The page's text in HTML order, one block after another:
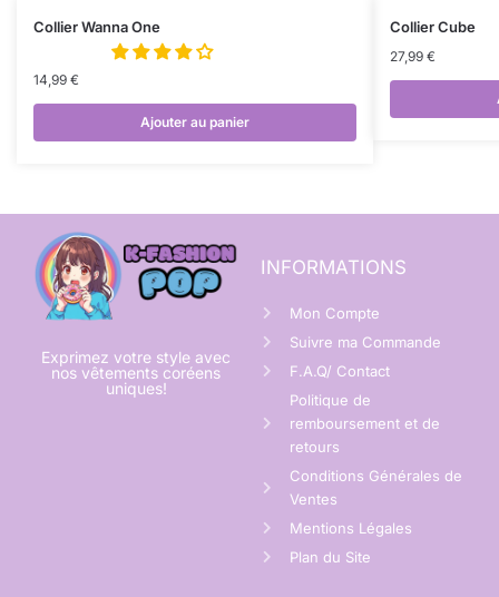
Collier Wanna One
14,99 €
Ajouter au panier
Collier Cube
27,99 €
Exprimez votre style avec
nos vêtements coréens
uniques!
INFORMATIONS
Mon Compte
Suivre ma Commande
F.A.Q/ Contact
Politique de
remboursement et de
retours
Conditions Générales de
Ventes
Mentions Légales
Plan du Site